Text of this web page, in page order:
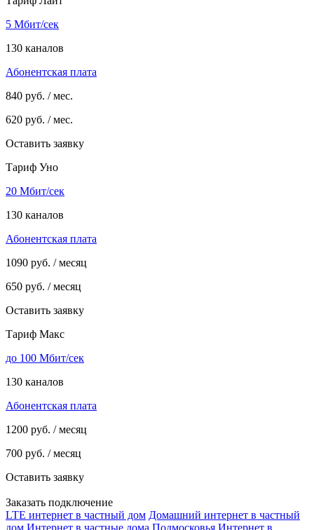
5 Мбит/сек
130 каналов
Абонентская плата
840 руб. / мес.
620 руб. / мес.
Оставить заявку
Тариф Уно
20 Мбит/сек
130 каналов
Абонентская плата
1090 руб. / месяц
650 руб. / месяц
Оставить заявку
Тариф Макс
до 100 Мбит/сек
130 каналов
Абонентская плата
1200 руб. / месяц
700 руб. / месяц
Оставить заявку
Заказать подключение
LTE интернет в частный дом Домашний интернет в частный
дом Интернет в частные дома Подмосковья Интернет в